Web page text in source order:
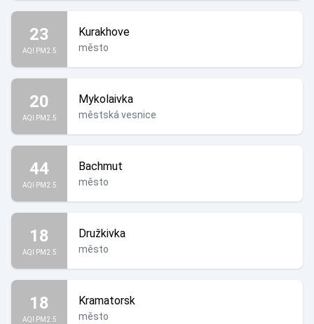
23
AQI PM2.5
Kurakhove
město
20
AQI PM2.5
Mykolaivka
městská vesnice
44
AQI PM2.5
Bachmut
město
18
AQI PM2.5
Družkivka
město
18
AQI PM2.5
Kramatorsk
město